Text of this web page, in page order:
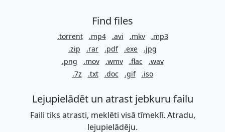
Find files
.torrent .mp4 .avi .mkv
.mp3
.zip
.rar .pdf .exe
.jpg
.png
.mov .wmv .flac
.wav
.7z
.txt .doc .gif .iso
Lejupielādēt un atrast jebkuru failu
Faili tiks atrasti, meklēti visā tīmeklī. Atradu,
lejupielādēju.